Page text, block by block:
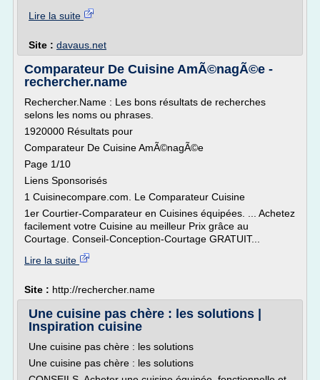
Lire la suite
Site : davaus.net
Comparateur De Cuisine AmÃ©nagÃ©e -
rechercher.name
Rechercher.Name : Les bons résultats de recherches
selons les noms ou phrases.
1920000 Résultats pour
Comparateur De Cuisine AmÃ©nagÃ©e
Page 1/10
Liens Sponsorisés
1 Cuisinecompare.com. Le Comparateur Cuisine
1er Courtier-Comparateur en Cuisines équipées. ... Achetez
facilement votre Cuisine au meilleur Prix grâce au
Courtage. Conseil-Conception-Courtage GRATUIT...
Lire la suite
Site : http://rechercher.name
Une cuisine pas chère : les solutions |
Inspiration cuisine
Une cuisine pas chère : les solutions
Une cuisine pas chère : les solutions